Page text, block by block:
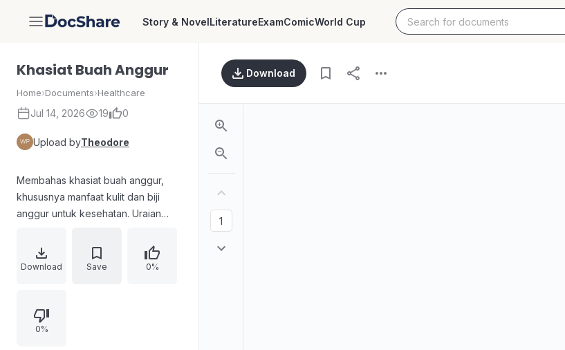
DocShare Story & NovelLiteratureExamComicWorld Cup
Khasiat Buah Anggur
Home›Documents›Healthcare
Jul 14, 2026 19 0
Upload byTheodore
Membahas khasiat buah anggur,
khususnya manfaat kulit dan biji
anggur untuk kesehatan. Uraian
peran resveratrol serta dampak
potensial dalam membantu melawan
fungsi gerak pada model hewan,
pemicu risiko stroke, antioksidan,
Download Save 0%
0%
Download